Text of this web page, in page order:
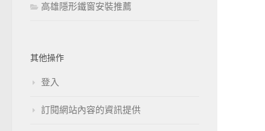
高雄隱形鐵窗安裝推薦
其他操作
登入
訂閱網站內容的資訊提供